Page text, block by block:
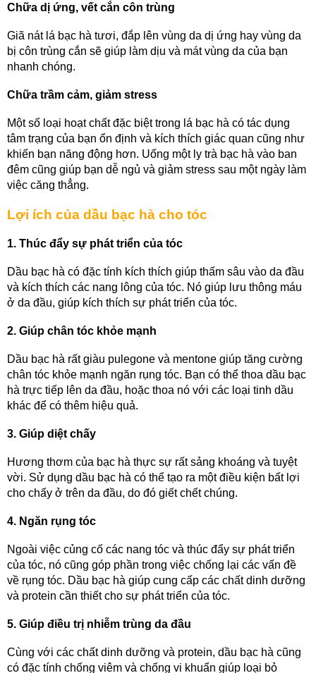
Chữa dị ứng, vết cắn côn trùng
Giã nát lá bạc hà tươi, đắp lên vùng da dị ứng hay vùng da
bị côn trùng cắn sẽ giúp làm dịu và mát vùng da của bạn
nhanh chóng.
Chữa trầm cảm, giảm stress
Một số loại hoạt chất đặc biệt trong lá bạc hà có tác dụng
tâm trạng của bạn ổn định và kích thích giác quan cũng như
khiến bạn năng động hơn. Uống một ly trà bạc hà vào ban
đêm cũng giúp bạn dễ ngủ và giảm stress sau một ngày làm
việc căng thẳng.
Lợi ích của dầu bạc hà cho tóc
1. Thúc đẩy sự phát triển của tóc
Dầu bạc hà có đặc tính kích thích giúp thấm sâu vào da đầu
và kích thích các nang lông của tóc. Nó giúp lưu thông máu
ở da đầu, giúp kích thích sự phát triển của tóc.
2. Giúp chân tóc khỏe mạnh
Dầu bạc hà rất giàu pulegone và mentone giúp tăng cường
chân tóc khỏe mạnh ngăn rụng tóc. Bạn có thể thoa dầu bạc
hà trực tiếp lên da đầu, hoặc thoa nó với các loại tinh dầu
khác để có thêm hiệu quả.
3. Giúp diệt chấy
Hương thơm của bạc hà thực sự rất sảng khoáng và tuyệt
vời. Sử dụng dầu bạc hà có thể tạo ra một điều kiện bất lợi
cho chấy ở trên da đầu, do đó giết chết chúng.
4. Ngăn rụng tóc
Ngoài việc củng cố các nang tóc và thúc đẩy sự phát triển
của tóc, nó cũng góp phần trong việc chống lại các vấn đề
về rụng tóc. Dầu bạc hà giúp cung cấp các chất dinh dưỡng
và protein cần thiết cho sự phát triển của tóc.
5. Giúp điều trị nhiễm trùng da đầu
Cùng với các chất dinh dưỡng và protein, dầu bạc hà cũng
có đặc tính chống viêm và chống vi khuẩn giúp loại bỏ